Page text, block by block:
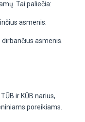
Tai paliečia:
asmenis.
asmenis.
ir KŪB narius,
poreikiams.